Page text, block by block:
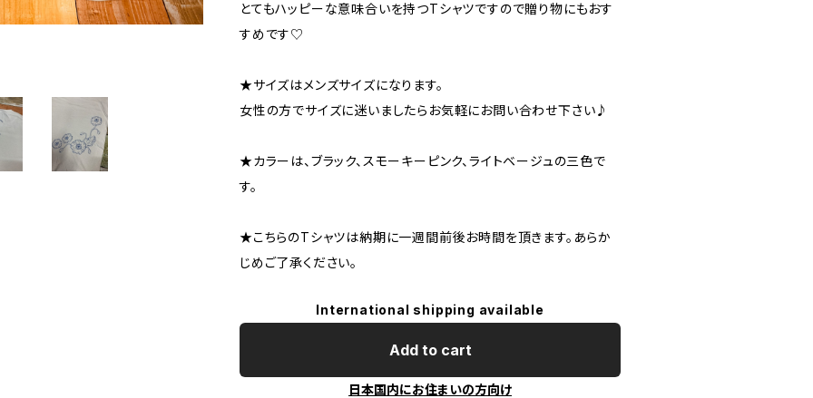
とてもハッピーな意味合いを持つTシャツですので贈り物にもおす
すめです♡
★サイズはメンズサイズになります。
女性の方でサイズに迷いましたらお気軽にお問い合わせ下さい♪
★カラーは、ブラック、スモーキーピンク、ライトベージュの三色で
す。
★こちらのTシャツは納期に一週間前後お時間を頂きます。あらか
じめご了承ください。
International shipping available
Add to cart
日本国内にお住まいの方向け